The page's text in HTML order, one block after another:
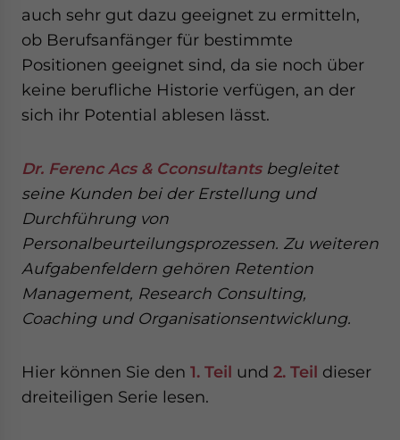
auch sehr gut dazu geeignet zu ermitteln,
ob Berufsanfänger für bestimmte
Positionen geeignet sind, da sie noch über
keine berufliche Historie verfügen, an der
sich ihr Potential ablesen lässt.
Dr. Ferenc Acs & Cconsultantsbegleitet
seine Kunden bei der Erstellung und
Durchführung von
Personalbeurteilungsprozessen. Zu weiteren
Aufgabenfeldern gehören Retention
Management, Research Consulting,
Coaching und Organisationsentwicklung.
Hier können Sie den 1. Teil und 2. Teil dieser
dreiteiligen Serie lesen.